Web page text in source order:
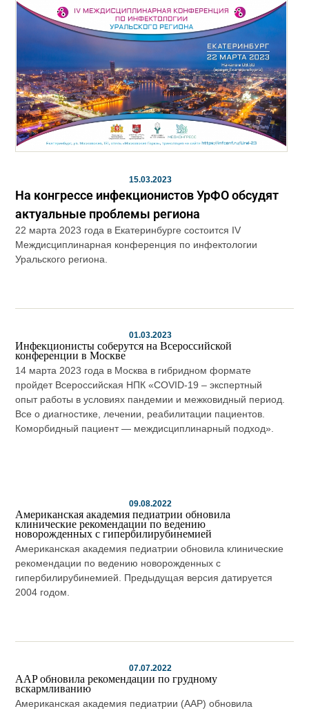
15.03.2023
На конгрессе инфекционистов УрФО обсудят
актуальные проблемы региона
22 марта 2023 года в Екатеринбурге состоится IV
Междисциплинарная конференция по инфектологии
Уральского региона.
01.03.2023
Инфекционисты соберутся на Всероссийской
конференции в Москве
14 марта 2023 года в Москва в гибридном формате
пройдет Всероссийская НПК «COVID-19 – экспертный
опыт работы в условиях пандемии и межковидный период.
Все о диагностике, лечении, реабилитации пациентов.
Коморбидный пациент — междисциплинарный подход».
09.08.2022
Американская академия педиатрии обновила
клинические рекомендации по ведению
новорожденных с гипербилирубинемией
Американская академия педиатрии обновила клинические
рекомендации по ведению новорожденных с
гипербилирубинемией. Предыдущая версия датируется
2004 годом.
07.07.2022
AAP обновила рекомендации по грудному
вскармливанию
Американская академия педиатрии (AAP) обновила